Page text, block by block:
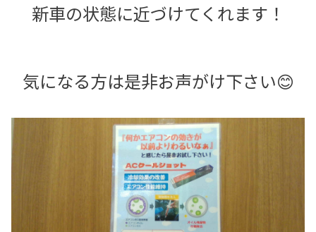
新車の状態に近づけてくれます！
気になる方は是非お声がけ下さい😊